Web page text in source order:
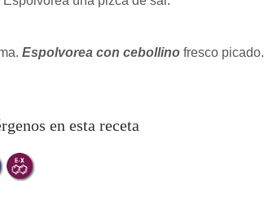
Espolvorea con cebollino fresco picado.
en esta receta